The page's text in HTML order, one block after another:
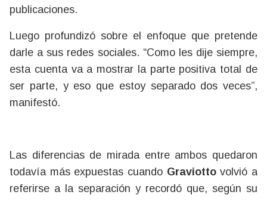
publicaciones.
Luego profundizó sobre el enfoque que pretende
darle a sus redes sociales. “Como les dije siempre,
esta cuenta va a mostrar la parte positiva total de
ser parte, y eso que estoy separado dos veces”,
manifestó.
Las diferencias de mirada entre ambos quedaron
todavía más expuestas cuando Graviottovolvió a
referirse a la separación y recordó que, según su